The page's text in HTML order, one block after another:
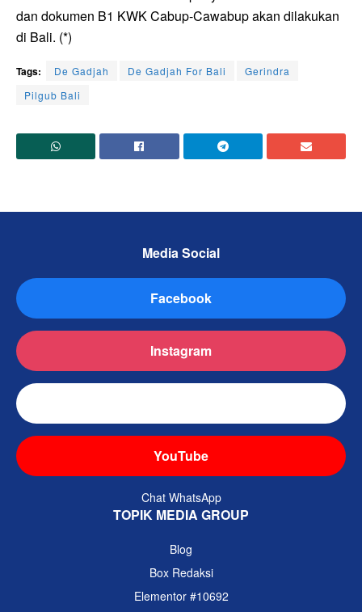
dan dokumen B1 KWK Cabup-Cawabup akan dilakukan
di Bali. (*)
Tags: De Gadjah De Gadjah For Bali
Gerindra
Pilgub Bali
Media Social
Facebook
Instagram
YouTube
Chat WhatsApp
TOPIK MEDIA GROUP
Blog
Box Redaksi
Elementor #10692